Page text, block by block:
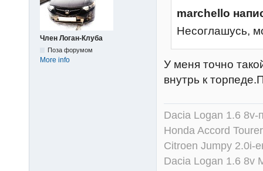
Член Логан-Клуба
Поза форумом
More info
marchello
Несоглашусь,
У меня точно
внутрь к
Dacia Logan 1.6
Honda Accord
Citroen Jumpy 2.0i-
Dacia Logan 1.6 8v